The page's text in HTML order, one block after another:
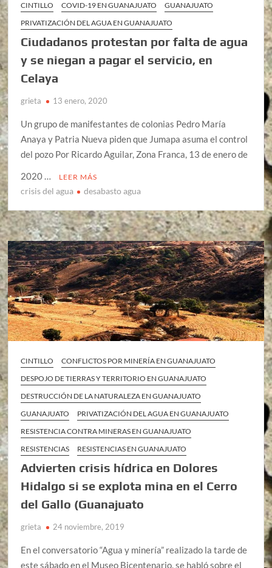
CINTILLO COVID-19 EN GUANAJUATO
GUANAJUATO
PRIVATIZACIÓN DEL AGUA EN GUANAJUATO
Ciudadanos protestan por falta de agua
y se niegan a pagar el servicio, en
Celaya
grieta 13 enero, 2020
Un grupo de manifestantes de colonias Pedro María
Anaya y Patria Nueva piden que Jumapa asuma el control
del pozo Por Ricardo Aguilar, Zona Franca, 13 de enero de
2020 …
LEER MÁS
crisis del agua desabasto agua
CINTILLO
CONFLICTOS POR MINERÍA EN GUANAJUATO
DESPOJO DE TIERRAS Y TERRITORIO EN GUANAJUATO
DESTRUCCIÓN DE LA NATURALEZA EN GUANAJUATO
GUANAJUATO
PRIVATIZACIÓN DEL AGUA EN GUANAJUATO
RESISTENCIA CONTRA MINERAS EN GUANAJUATO
RESISTENCIAS
RESISTENCIAS EN GUANAJUATO
Advierten crisis hídrica en Dolores
Hidalgo si se explota mina en el Cerro
del Gallo (Guanajuato
grieta 24 noviembre, 2019
En el conversatorio “Agua y minería” realizado la tarde de
este sábado en el Museo Bicentenario, se habló sobre el